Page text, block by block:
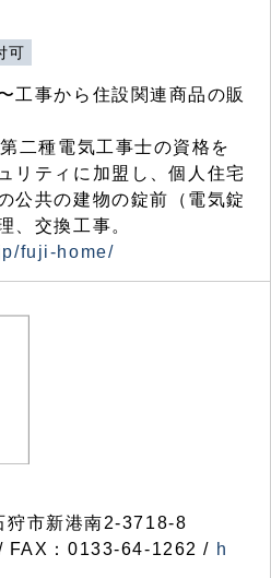
可
工事から住設関連商品の販
二種電気工事士の資格を
リティに加盟し、個人住宅
公共の建物の錠前（電気錠
、交換工事。
fuji-home/
市新港南2-3718-8
FAX：0133-64-1262 / h